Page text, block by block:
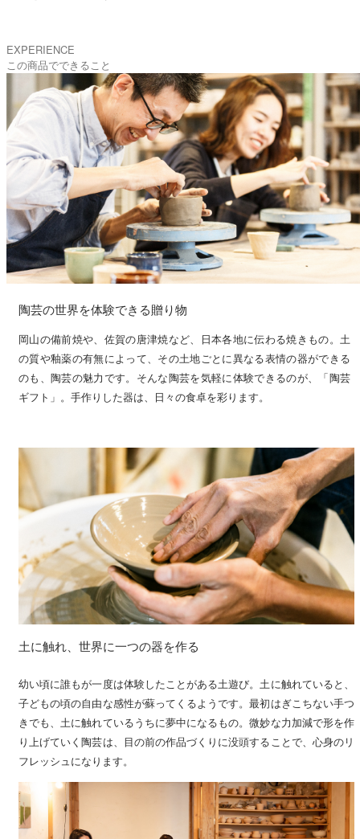
EXPERIENCE
この商品でできること
陶芸の世界を体験できる贈り物
岡山の備前焼や、佐賀の唐津焼など、日本各地に伝わる焼きもの。土
の質や釉薬の有無によって、その土地ごとに異なる表情の器ができる
のも、陶芸の魅力です。そんな陶芸を気軽に体験できるのが、「陶芸
ギフト」。手作りした器は、日々の食卓を彩ります。
幼い頃に誰もが一度は体験したことがある土遊び。土に触れていると、
子どもの頃の自由な感性が蘇ってくるようです。最初はぎこちない手つ
きでも、土に触れているうちに夢中になるもの。微妙な力加減で形を作
り上げていく陶芸は、目の前の作品づくりに没頭することで、心身のリ